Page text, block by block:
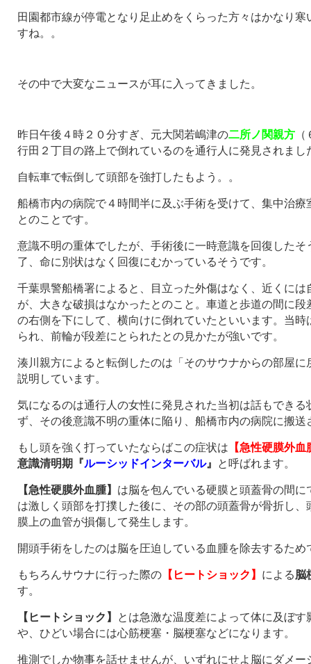
田園都市線が停電となり足止めをくらった方々はかなり寒
すね。。
その中で大変なニュースが耳に入ってきました。
昨日午後４時２０分すぎ、元大関若嶋津の二所ノ関親方
行田２丁目の路上で倒れているのを通行人に発見されまし
自転車で転倒して頭部を強打したもよう。。
船橋市内の病院で４時間半に及ぶ手術を受けて、集中治療
とのことです。
意識不明の重体でしたが、手術後に一時意識を回復したそ
了、命に別状はなく回復にむかっているそうです。
千葉県警船橋署によると、目立った外傷はなく、近くには
が、大きな破損はなかったとのこと。車道と歩道の間に段
の右側を下にして、横向けに倒れていたといいます。当時
られ、前輪が段差にとられたとの見かたが強いです。
湊川親方によると転倒したのは「そのサウナからの部屋に
説明しています。
気になるのは通行人の女性に発見された当初は話もできる
ず、その後意識不明の重体に陥り、船橋市内の病院に搬送
もし頭を強く打っていたならばこの症状は 【急性硬膜外血
意識清明期『ルーシッドインターバル』 と呼ばれます。
【急性硬膜外血腫】 は脳を包んでいる硬膜と頭蓋骨の間に
は激しく頭部を打撲した後に、その部の頭蓋骨が骨折し、
膜上の血管が損傷して発生します。
開頭手術をしたのは脳を圧迫している血腫を除去するため
もちろんサウナに行った際の 【ヒートショック】 による脳
す。
【ヒートショック】
とは急激な温度差によって体に及ぼ
や、ひどい場合には心筋梗塞・脳梗塞などになります。
推測でしか物事を話せませんが、いずれにせよ脳にダメー